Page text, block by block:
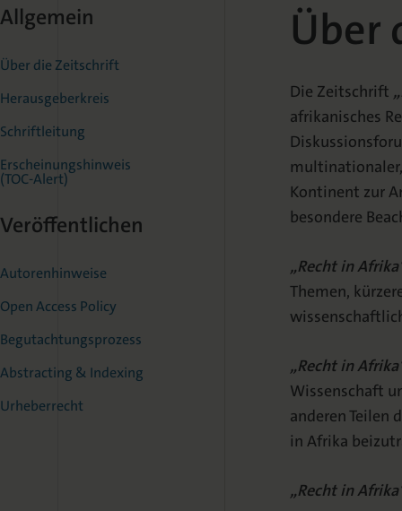
Allgemein
Über die Zeitschrift
Herausgeberkreis
Schriftleitung
Erscheinungshinweis
(TOC-Alert)
Veröffentlichen
Autorenhinweise
Open Access Policy
Begutachtungsprozess
Abstracting & Indexing
Urheberrecht
Über
Die Zeitschrift
afrikanisches
Kontinent zur
besondere
„Recht in
Themen,
„Recht in
Wissenschaft
anderen Teilen
in Afrika
„Recht in